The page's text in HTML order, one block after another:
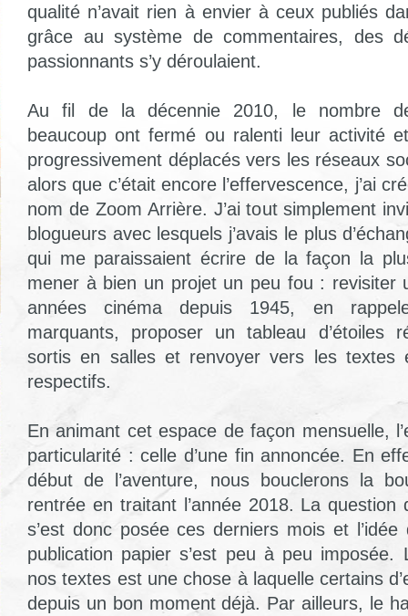
qualité n’avait rien à envier à ceux publiés
grâce au système de commentaires, des
passionnants s’y déroulaient.
Au fil de la décennie 2010, le nombre
beaucoup ont fermé ou ralenti leur activité
progressivement déplacés vers les réseaux
alors que c’était encore l’effervescence, j’ai
nom de Zoom Arrière. J’ai tout simplement
blogueurs avec lesquels j’avais le plus
qui me paraissaient écrire de la façon la
mener à bien un projet un peu fou : revisiter
années cinéma depuis 1945, en
marquants, proposer un tableau d’étoiles
sortis en salles et renvoyer vers les textes
respectifs.
En animant cet espace de façon mensuelle,
particularité : celle d’une fin annoncée. En
début de l’aventure, nous bouclerons la
rentrée en traitant l’année 2018. La question
s’est donc posée ces derniers mois et
publication papier s’est peu à peu imposée.
nos textes est une chose à laquelle certains
depuis un bon moment déjà. Par ailleurs, le